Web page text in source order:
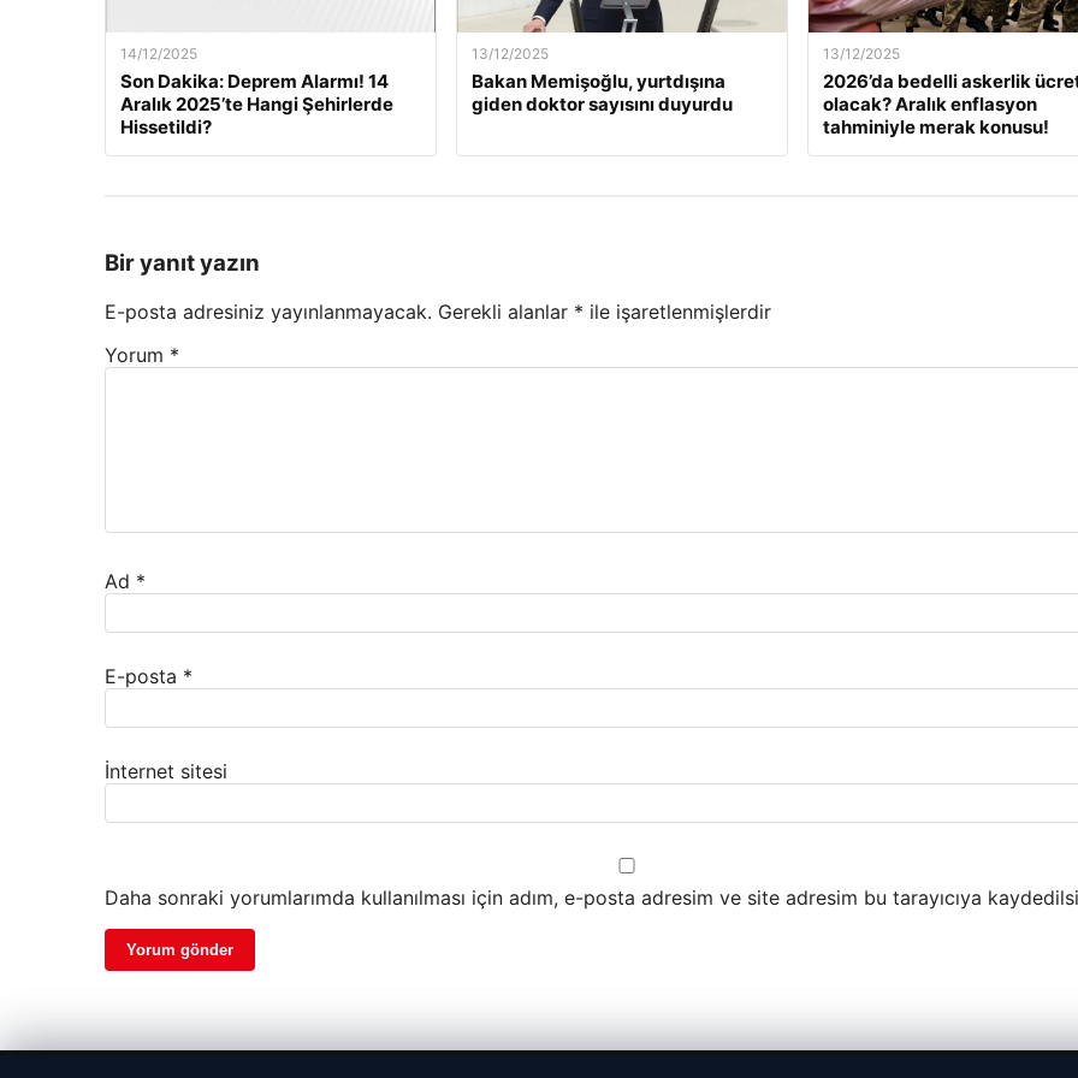
14/12/2025
Son Dakika: Deprem Alarmı! 14
Aralık 2025’te Hangi Şehirlerde
Hissetildi?
13/12/2025
Bakan Memişoğlu, yurtdışına
giden doktor sayısını duyurdu
13/12/2025
2026’da bedelli askerlik
olacak? Aralık enflasyon
tahminiyle merak konusu!
Bir yanıt yazın
E-posta adresiniz yayınlanmayacak. Gerekli alanlar * ile işaretlenmişlerdir
Yorum *
Ad *
E-posta *
İnternet sitesi
Daha sonraki yorumlarımda kullanılması için adım, e-posta adresim ve site adresim bu tarayıcıya